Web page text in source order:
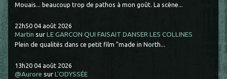
Mouais... beaucoup trop de pathos à mon goût. La scène...
22h50 04 août 2026
Martin surLE GARCON QUI FAISAIT DANSER LES COLLINES
Plein de qualités dans ce petit film "made in North...
13h20 04 août 2026
@Aurore surL'ODYSSÉE